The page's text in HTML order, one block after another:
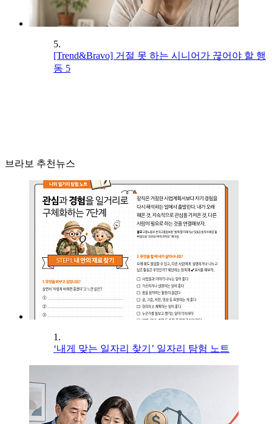
5.
[Trend&Bravo] 거절 못 하는 시니어가 끊어야 할 행
동 5
브라보 추천뉴스
1.
‘내게 맞는 일자리 찾기’ 일자리 탐험 노트